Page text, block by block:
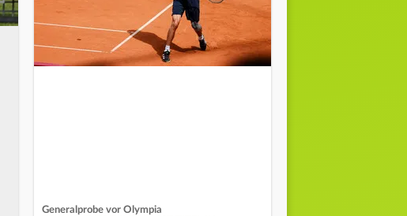
Generalprobe vor Olympia